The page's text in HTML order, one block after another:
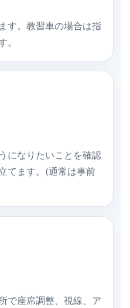
す。教習車の場合は指
。
になりたいことを確認
てます。(通常は事前
で座席調整、視線、ア